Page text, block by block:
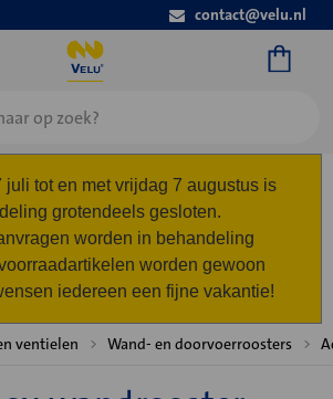
contact@velu.nl
juli tot en met vrijdag 7 augustus is
grotendeels gesloten.
worden in behandeling
worden gewoon
iedereen een fijne vakantie!
ventielen Wand- en doorvoerroosters